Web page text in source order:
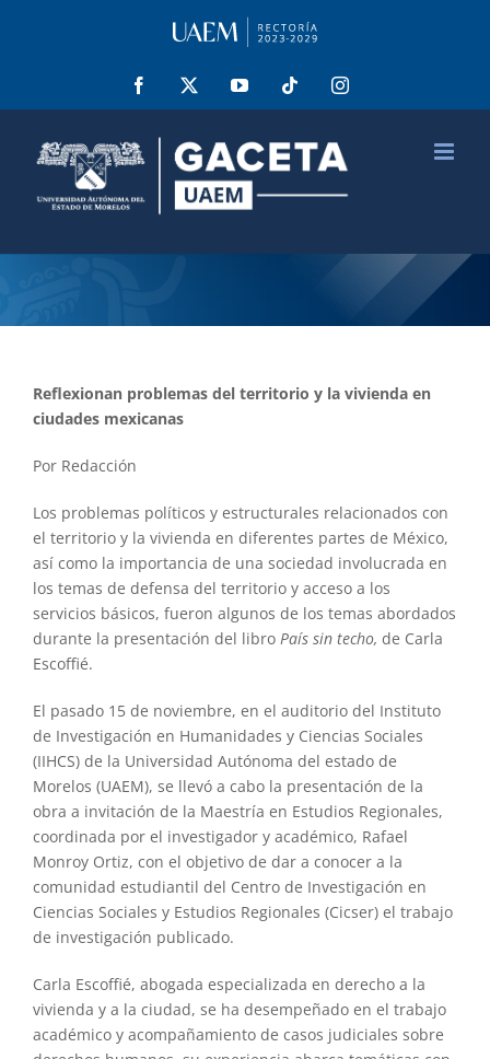
Facebook YouTube Tiktok Instagram
Reflexionan problemas del territorio y la vivienda en
ciudades mexicanas
Por Redacción
Los problemas políticos y estructurales relacionados con
el territorio y la vivienda en diferentes partes de México,
así como la importancia de una sociedad involucrada en
los temas de defensa del territorio y acceso a los
servicios básicos, fueron algunos de los temas abordados
durante la presentación del libro País sin techo, de Carla
Escoffié.
El pasado 15 de noviembre, en el auditorio del Instituto
de Investigación en Humanidades y Ciencias Sociales
(IIHCS) de la Universidad Autónoma del estado de
Morelos (UAEM), se llevó a cabo la presentación de la
obra a invitación de la Maestría en Estudios Regionales,
coordinada por el investigador y académico, Rafael
Monroy Ortiz, con el objetivo de dar a conocer a la
comunidad estudiantil del Centro de Investigación en
Ciencias Sociales y Estudios Regionales (Cicser) el trabajo
de investigación publicado.
Carla Escoffié, abogada especializada en derecho a la
vivienda y a la ciudad, se ha desempeñado en el trabajo
académico y acompañamiento de casos judiciales sobre